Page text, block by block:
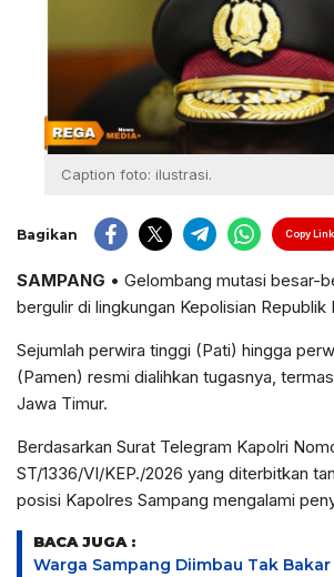
Caption foto: ilustrasi.
Bagikan Copy Link
SAMPANG • Gelombang mutasi besar-
bergulir di lingkungan Kepolisian Republik
Sejumlah perwira tinggi (Pati) hingga
(Pamen) resmi dialihkan tugasnya,
Jawa Timur.
Berdasarkan Surat Telegram Kapolri
ST/1336/VI/KEP./2026 yang diterbitkan
posisi Kapolres Sampang mengalami
BACA JUGA :
Warga Sampang Diimbau Tak Bakar